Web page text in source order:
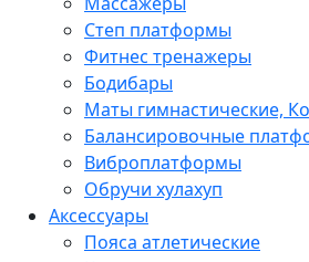
Степ платформы
Фитнес тренажеры
Бодибары
Маты гимнастические,
Балансировочные
Виброплатформы
Обручи хулахуп
Аксессуары
Пояса атлетические